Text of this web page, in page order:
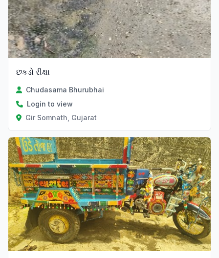
છકડો રીક્ષા
Chudasama Bhurubhai
Login to view
Gir Somnath, Gujarat